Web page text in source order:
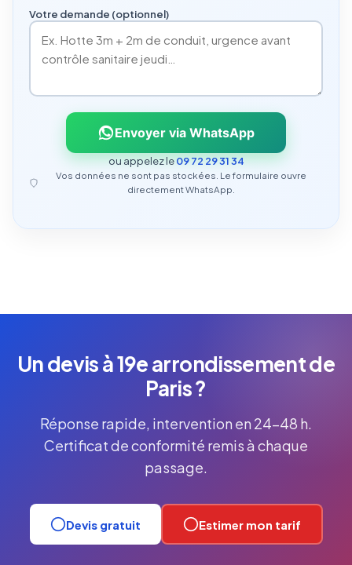
Votre demande (optionnel)
Envoyer via WhatsApp
ou appelez le09 72 29 31 34
Vos données ne sont pas stockées. Le formulaire ouvre
directement WhatsApp.
Un devis à 19e arrondissement de
Paris ?
Réponse rapide, intervention en 24-48 h.
Certificat de conformité remis à chaque
passage.
Devis gratuit Estimer mon tarif